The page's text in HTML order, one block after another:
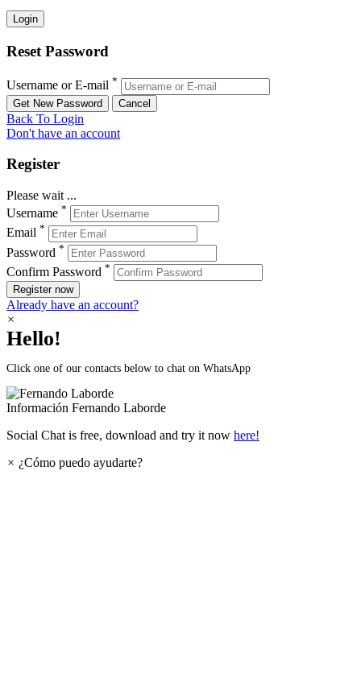
Reset Password
Username or E-mail *
Back To Login
Don't have an account
Register
Please wait ...
Username *
Email *
Password *
Confirm Password *
Register now
Already have an account?
×
Hello!
Click one of our contacts below to chat on WhatsApp
Información Fernando Laborde
Social Chat is free, download and try it now here!
× ¿Cómo puedo ayudarte?